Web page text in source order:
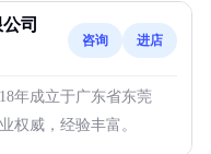
司
咨询 进店
年成立于广东省东莞
权威，经验丰富。